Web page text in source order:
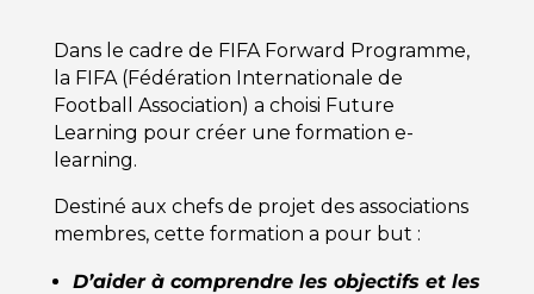
Dans le cadre de FIFA Forward Programme,
la FIFA (Fédération Internationale de
Football Association) a choisi Future
Learning pour créer une formation e-
learning.
Destiné aux chefs de projet des associations
membres, cette formation a pour but :
D’aider à comprendre les objectifs et les